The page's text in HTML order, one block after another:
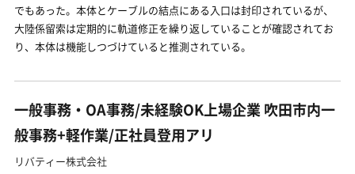
でもあった。本体とケーブルの結点にある入口は封印されているが、
大陸係留索は定期的に軌道修正を繰り返していることが確認されてお
り、本体は機能しつづけていると推測されている。
一般事務・OA事務/未経験OK上場企業 吹田市内一
般事務+軽作業/正社員登用アリ
リバティー株式会社